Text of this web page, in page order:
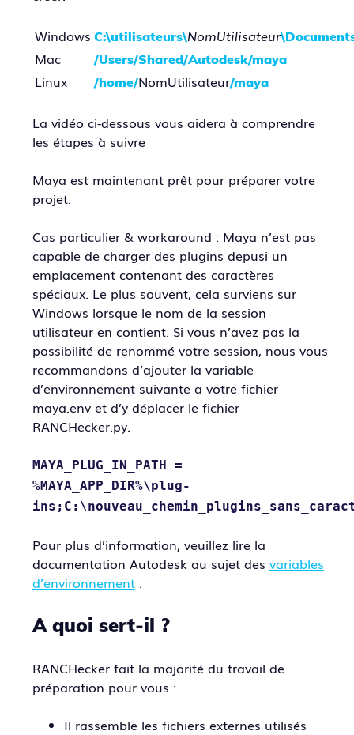
Windows C:\utilisateurs\NomUtilisateur
Mac /Users/Shared/Autodesk/maya
Linux /home/NomUtilisateur/maya
La vidéo ci-dessous vous aidera à comprendre
les étapes à suivre
Maya est maintenant prêt pour préparer votre
projet.
Cas particulier & workaround : Maya n’est pas
capable de charger des plugins depusi un
emplacement contenant des caractères
spéciaux. Le plus souvent, cela surviens sur
Windows lorsque le nom de la session
utilisateur en contient. Si vous n’avez pas la
possibilité de renommé votre session, nous vous
recommandons d’ajouter la variable
d’environnement suivante a votre fichier
maya.env et d’y déplacer le fichier
RANCHecker.py.
MAYA_PLUG_IN_PATH =
%MAYA_APP_DIR%\plug-
Pour plus d’information, veuillez lire la
documentation Autodesk au sujet des variables
d’environnement.
A quoi sert-il ?
RANCHecker fait la majorité du travail de
préparation pour vous :
Il rassemble les fichiers externes utilisés